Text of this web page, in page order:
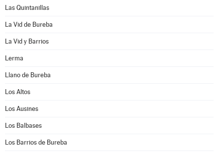
Las Quintanillas
La Vid de Bureba
La Vid y Barrios
Lerma
Llano de Bureba
Los Altos
Los Ausines
Los Balbases
Los Barrios de Bureba